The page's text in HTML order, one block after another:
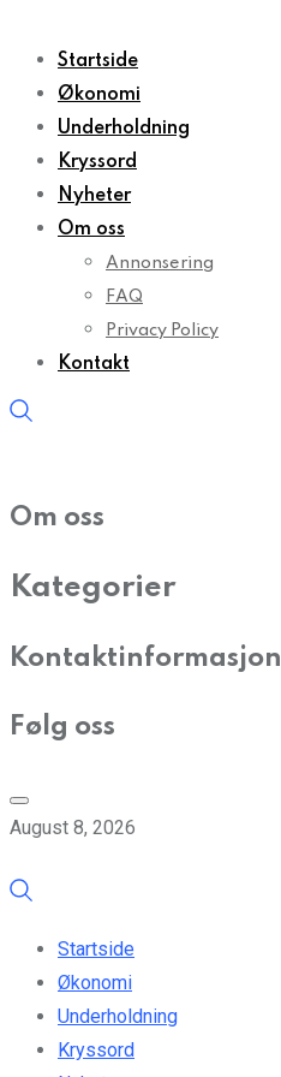
Startside
Økonomi
Underholdning
Kryssord
Nyheter
Om oss
Annonsering
FAQ
Privacy Policy
Kontakt
Om oss
Kategorier
Kontaktinformasjon
Følg oss
August 8, 2026
Startside
Økonomi
Underholdning
Kryssord